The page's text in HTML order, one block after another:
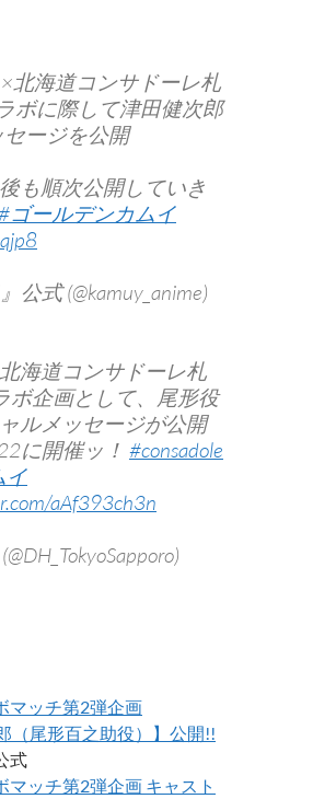
北海道コンサドーレ札
ボに際して津田健次郎
ージを公開
も順次公開していき
ゴールデンカムイ
式 (@kamuy_anime)
海道コンサドーレ札
ボ企画として、尾形役
ルメッセージが公開
に開催ッ！ #consadole
イ
aAf393ch3n
マッチ第2弾企画
（尾形百之助役）】公開!!
式
マッチ第2弾企画 キャスト